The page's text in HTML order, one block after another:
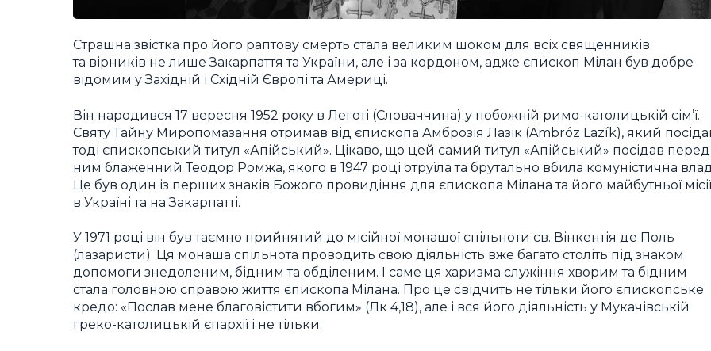
Страшна звістка про його раптову смерть стала великим шоком для всіх священників
та вірників не лише Закарпаття та України, але і за кордоном, адже єпископ Мілан був добре
відомим у Західній і Східній Європі та Америці.
Він народився 17 вересня 1952 року в Леготі (Словаччина) у побожній римо-католицькій сім’ї.
Святу Тайну Миропомазання отримав від єпископа Амброзія Лазік (Ambróz Lazík), який
тоді єпископський титул «Апійський». Цікаво, що цей самий титул «Апійський» посідав перед
ним блаженний Теодор Ромжа, якого в 1947 році отруїла та брутально вбила комуністична
Це був один із перших знаків Божого провидіння для єпископа Мілана та його майбутньої місії
в Україні та на Закарпатті.
У 1971 році він був таємно прийнятий до місійної монашої спільноти св. Вінкентія де Поль
(лазаристи). Ця монаша спільнота проводить свою діяльність вже багато століть під знаком
допомоги знедоленим, бідним та обділеним. І саме ця харизма служіння хворим та бідним
стала головною справою життя єпископа Мілана. Про це свідчить не тільки його єпископське
кредо: «Послав мене благовістити вбогим» (Лк 4,18), але і вся його діяльність у Мукачівській
греко-католицькій єпархії і не тільки.